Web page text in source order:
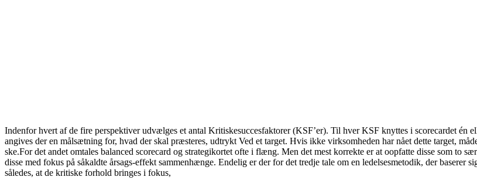
Indenfor hvert af de fire perspektiver udvælges et antal Kritiskesuccesfaktorer (KSF’er). Til hver KSF knyttes i scorecardet
angives der en målsætning for, hvad der skal præsteres, udtrykt Ved et target. Hvis ikke virksomheden har nået dette target,
ske.For det andet omtales balanced scorecard og strategikortet ofte i flæng. Men det mest korrekte er at oopfatte disse som to
disse med fokus på såkaldte årsags-effekt sammenhænge. Endelig er der for det tredje tale om en ledelsesmetodik, der baserer
således, at de kritiske forhold bringes i fokus,